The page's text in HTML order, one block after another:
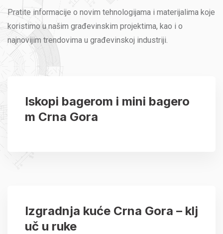
Pratite informacije o novim tehnologijama i materijalima koje
koristimo u našim građevinskim projektima, kao i o
najnovijim trendovima u građevinskoj industriji.
Iskopi bagerom i mini bagero
m Crna Gora
Izgradnja kuće Crna Gora – klj
uč u ruke